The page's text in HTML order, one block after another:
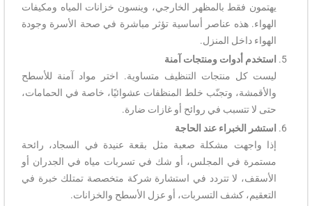
يهتمون فقط بالمظهر الخارجي، وينسون خزانات المياه ومكيفات
الهواء. هذه عناصر أساسية تؤثر مباشرة في صحة الأسرة وجودة
الهواء داخل المنزل.
استخدم أدوات ومنتجات آمنة
ليست كل منتجات التنظيف متساوية. اختر مواد آمنة للأسطح
والأقمشة، وتجنّب خلط المنظفات عشوائيًا، خاصة في الحمامات،
حتى لا تتسبب في روائح أو غازات ضارة.
استشر الخبراء عند الحاجة
إذا واجهت مشكلة صعبة مثل بقعة عنيدة في السجاد، رائحة
مستمرة في المجلس، أو شك في تسربات مياه في الجدران أو
الأسقف، لا تتردد في استشارة شركة متخصصة تمتلك خبرة في
التعقيم، كشف التسربات، أو عزل الأسطح والخزانات.